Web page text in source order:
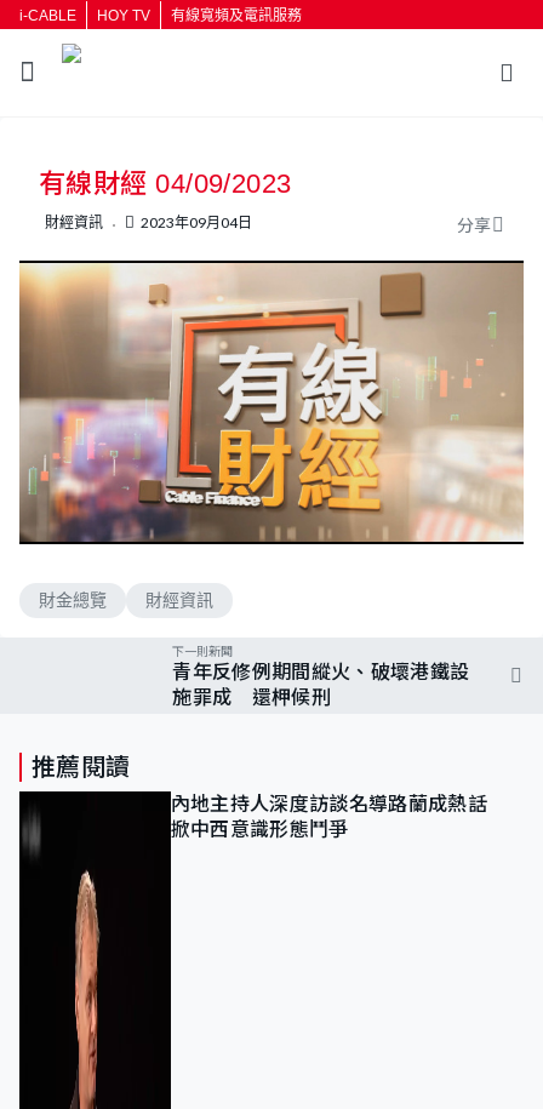
i-CABLE HOY TV 有線寬頻及電訊服務
有線財經 04/09/2023
財經資訊 2023年09月04日 分享
財金總覽 財經資訊
下一則新聞
青年反修例期間縱火、破壞港鐵設
施罪成 還柙候刑
推薦閱讀
內地主持人深度訪談名導路蘭成熱話
掀中西意識形態鬥爭